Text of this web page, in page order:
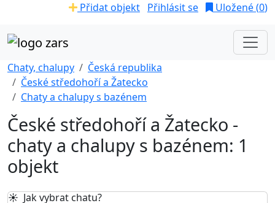
Přidat objekt Přihlásit se Uložené (0)
Chaty, chalupy
Česká republika
České středohoří a Žatecko
Chaty a chalupy s bazénem
České středohoří a Žatecko -
chaty a chalupy s bazénem: 1
objekt
☀️ Jak vybrat chatu?